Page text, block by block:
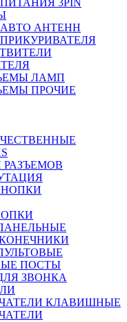
3PIN
АВТО АНТЕНН
ЛАМП
ПРОЧИЕ
РАЗЪЕМОВ
ПОСТЫ
ЗВОНКА
КЛАВИШНЫЕ